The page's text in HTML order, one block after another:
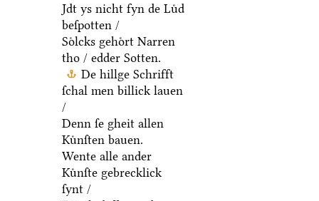
Jdt ys nicht fyn de Luͤd
beſpotten /
Soͤlcks gehoͤrt Narren
tho / edder Sotten.
De hillge Schrifft
ſchal men billick lauen
/
Denn ſe gheit allen
Kuͤnſten bauen.
Wente alle ander
Kuͤnſte gebrecklick
ſynt /